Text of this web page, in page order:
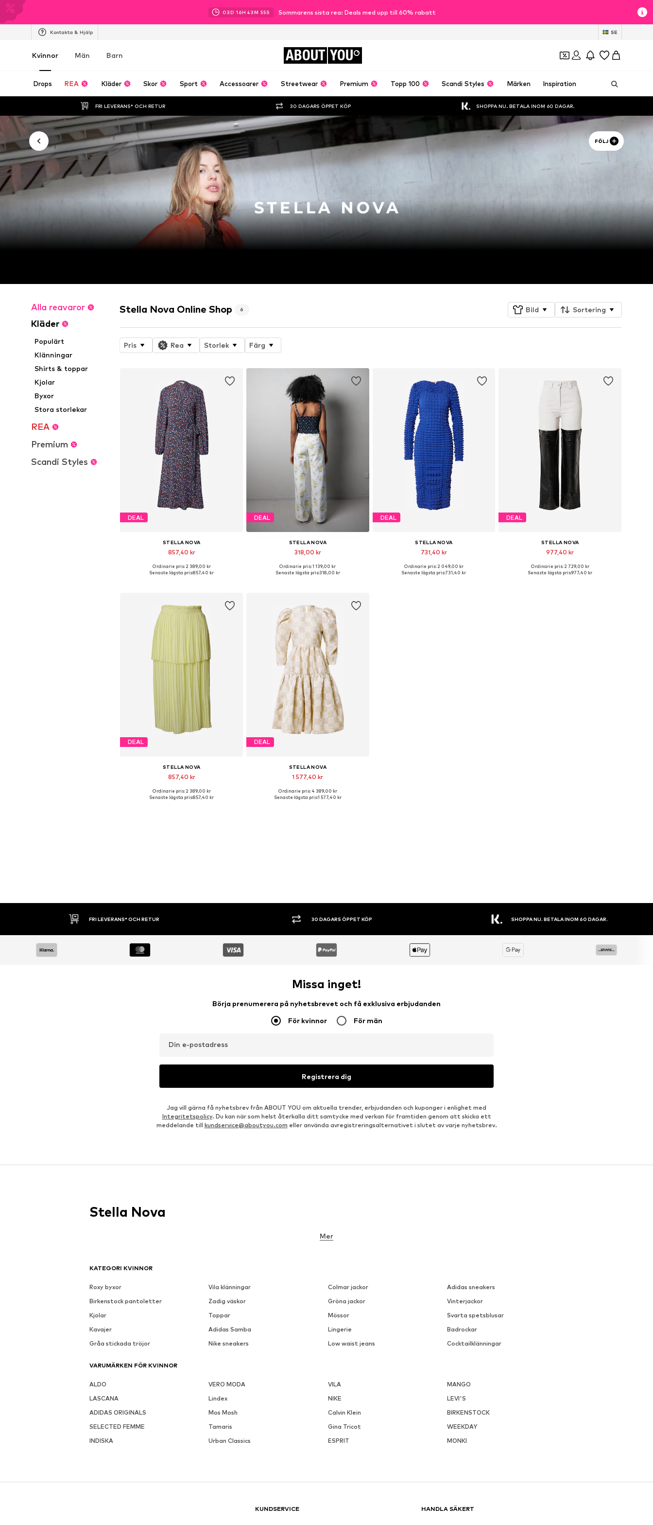
03D 16H 43M 54S Sommarens sista rea: Deals med upp till 60% rabatt
Kontakta & Hjälp SE
Kvinnor Män Barn ABOUT YOU
Drops REA Kläder Skor Sport Accessoarer Streetwear Premium Topp 100 Scandi Styles Märken Inspiration
FRI LEVERANS* OCH RETUR 30 DAGARS ÖPPET KÖP SHOPPA NU. BETALA INOM 60 DAGAR.
FÖLJ
Alla reavaror
Kläder
Populärt
Klänningar
Shirts & toppar
Kjolar
Byxor
Stora storlekar
REA
Premium
Scandi Styles
Stella Nova Online Shop 6 Bild Sortering
Pris Rea Storlek Färg
DEAL
STELLA NOVA
857,40 kr
Tillgängliga storlekar: 36
Ordinarie pris: 2 389,00 kr
Senaste lägsta pris:857,40 kr
DEAL
STELLA NOVA
318,00 kr
Tillgängliga storlekar: L
Ordinarie pris: 1 139,00 kr
Senaste lägsta pris:318,00 kr
DEAL
STELLA NOVA
731,40 kr
Tillgängliga storlekar: 32-34
Ordinarie pris: 2 049,00 kr
Senaste lägsta pris:731,40 kr
DEAL
STELLA NOVA
977,40 kr
Tillgängliga storlekar: 40
Ordinarie pris: 2 729,00 kr
Senaste lägsta pris:977,40 kr
DEAL
STELLA NOVA
857,40 kr
Tillgängliga storlekar: 38
Ordinarie pris: 2 389,00 kr
Senaste lägsta pris:857,40 kr
DEAL
STELLA NOVA
1 577,40 kr
Tillgängliga storlekar: 38
Ordinarie pris: 4 389,00 kr
Senaste lägsta pris:1 577,40 kr
30 DAGARS ÖPPET KÖP SHOPPA NU. BETALA INOM 60 DAGAR. STORT SORTIMENT
Missa inget!
Börja prenumerera på nyhetsbrevet och få exklusiva erbjudanden
För kvinnor För män
Din e-postadress
Registrera dig
Jag vill gärna få nyhetsbrev från ABOUT YOU om aktuella trender, erbjudanden och kuponger i enlighet med
Integritetspolicy. Du kan när som helst återkalla ditt samtycke med verkan för framtiden genom att skicka ett
meddelande till kundservice@aboutyou.com eller använda avregistreringsalternativet i slutet av varje nyhetsbrev.
KATEGORI KVINNOR
Roxy byxor Vila klänningar Colmar jackor
Adidas sneakers
Birkenstock pantoletter
Zadig väskor Gröna jackor
Vinterjackor
Kjolar
Toppar Mössor
Svarta spetsblusar
Kavajer
Adidas Samba Lingerie
Badrockar
Gråa stickada tröjor
Nike sneakers Low waist jeans Cocktailklänningar
VARUMÄRKEN FÖR KVINNOR
ALDO VERO MODA VILA
MANGO
LASCANA
Lindex NIKE
LEVI'S
ADIDAS ORIGINALS
Mos Mosh Calvin Klein
BIRKENSTOCK
SELECTED FEMME
Tamaris Gina Tricot
WEEKDAY
INDISKA
Urban Classics ESPRIT MONKI
KUNDSERVICE HANDLA SÄKERT
Stella Nova
Mer